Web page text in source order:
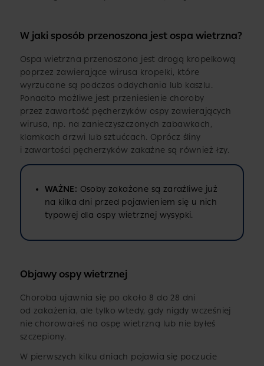
W jaki sposób przenoszona jest ospa wietrzna?
Ospa wietrzna przenoszona jest drogą kropelkową
poprzez zawierające wirusa kropelki, które
wyrzucane są podczas oddychania lub kaszlu.
Ponadto możliwe jest przeniesienie choroby
przez zawartość pęcherzyków ospy zawierających
wirusa, np. na zanieczyszczonych zabawkach,
klamkach drzwi lub sztućcach. Oprócz śliny
i zawartości pęcherzyków zakaźne są również łzy.
WAŻNE: Osoby zakażone są zaraźliwe już
na kilka dni przed pojawieniem się u nich
typowej dla ospy wietrznej wysypki.
Objawy ospy wietrznej
Choroba ujawnia się po około 8 do 28 dni
od zakażenia, ale tylko wtedy, gdy nigdy wcześniej
nie chorowałeś na ospę wietrzną lub nie byłeś
szczepiony.
W pierwszych kilku dniach pojawia się poczucie